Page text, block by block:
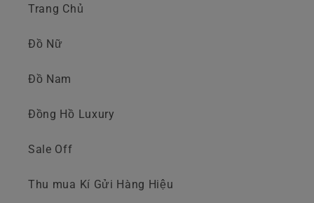
Trang Chủ
Đồ Nữ
Đồ Nam
Đồng Hồ Luxury
Sale Off
Thu mua Kí Gửi Hàng Hiệu